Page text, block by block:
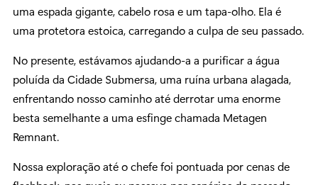
uma espada gigante, cabelo rosa e um tapa-olho. Ela é
uma protetora estoica, carregando a culpa de seu passado.
No presente, estávamos ajudando-a a purificar a água
poluída da Cidade Submersa, uma ruína urbana alagada,
enfrentando nosso caminho até derrotar uma enorme
besta semelhante a uma esfinge chamada Metagen
Remnant.
Nossa exploração até o chefe foi pontuada por cenas de